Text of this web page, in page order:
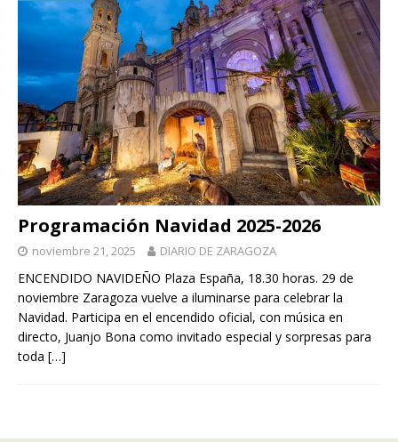
Programación Navidad 2025-2026
noviembre 21, 2025 DIARIO DE ZARAGOZA
ENCENDIDO NAVIDEÑO Plaza España, 18.30 horas. 29 de
noviembre Zaragoza vuelve a iluminarse para celebrar la
Navidad. Participa en el encendido oficial, con música en
directo, Juanjo Bona como invitado especial y sorpresas para
toda […]